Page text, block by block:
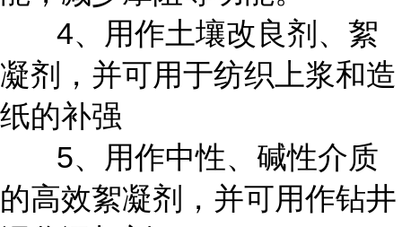
4、用作土壤改良剂、絮
凝剂，并可用于纺织上浆和造
纸的补强
5、用作中性、碱性介质
的高效絮凝剂，并可用作钻井